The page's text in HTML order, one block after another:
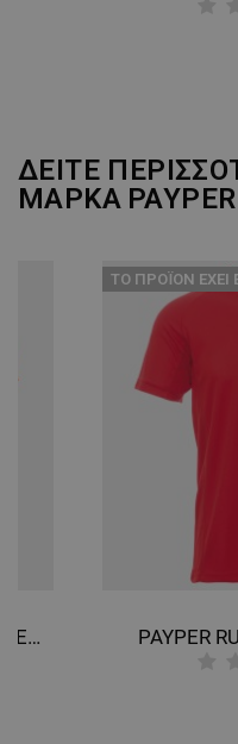
ΔΕΙΤΕ
ΜΑΡΚΑ PAYPER
PAYPER RUNNER FLUO ORANGE T-shirt
ТΟ ΠΡΟΪΌΝ ΈΧΕΙ
PAYPER